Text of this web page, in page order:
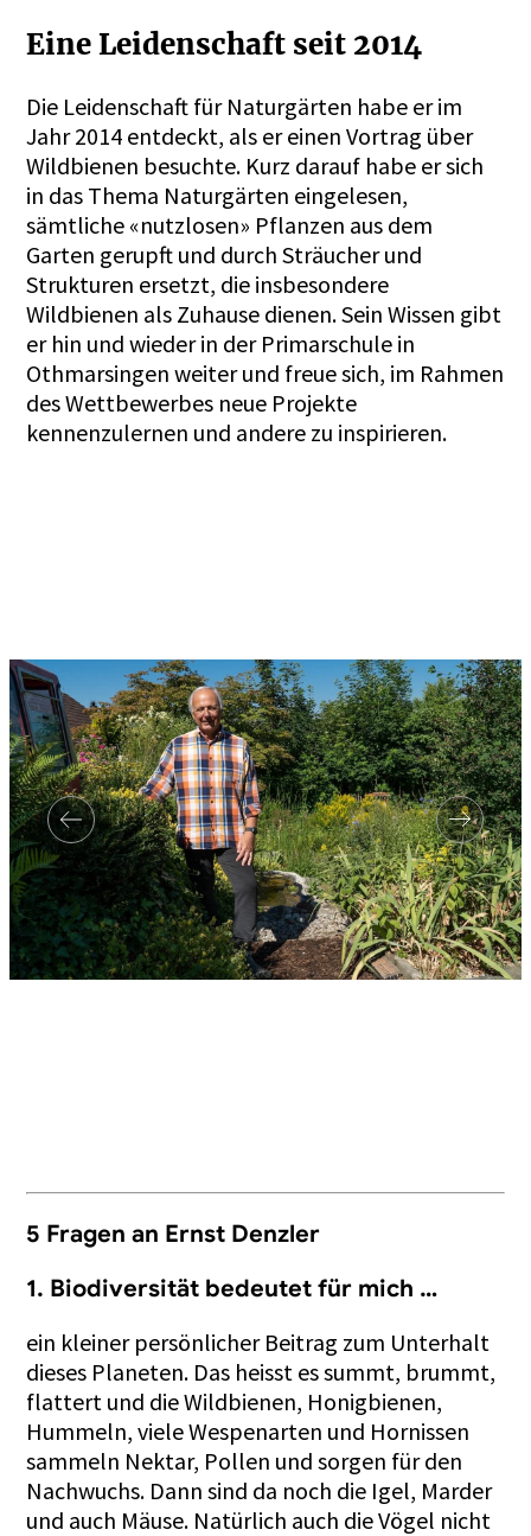
Eine Leidenschaft seit 2014
Die Leidenschaft für Naturgärten habe er im
Jahr 2014 entdeckt, als er einen Vortrag über
Wildbienen besuchte. Kurz darauf habe er sich
in das Thema Naturgärten eingelesen,
sämtliche «nutzlosen» Pflanzen aus dem
Garten gerupft und durch Sträucher und
Strukturen ersetzt, die insbesondere
Wildbienen als Zuhause dienen. Sein Wissen gibt
er hin und wieder in der Primarschule in
Othmarsingen weiter und freue sich, im Rahmen
des Wettbewerbes neue Projekte
kennenzulernen und andere zu inspirieren.
5 Fragen an Ernst Denzler
1. Biodiversität bedeutet für mich …
ein kleiner persönlicher Beitrag zum Unterhalt
dieses Planeten. Das heisst es summt, brummt,
flattert und die Wildbienen, Honigbienen,
Hummeln, viele Wespenarten und Hornissen
sammeln Nektar, Pollen und sorgen für den
Nachwuchs. Dann sind da noch die Igel, Marder
und auch Mäuse. Natürlich auch die Vögel nicht